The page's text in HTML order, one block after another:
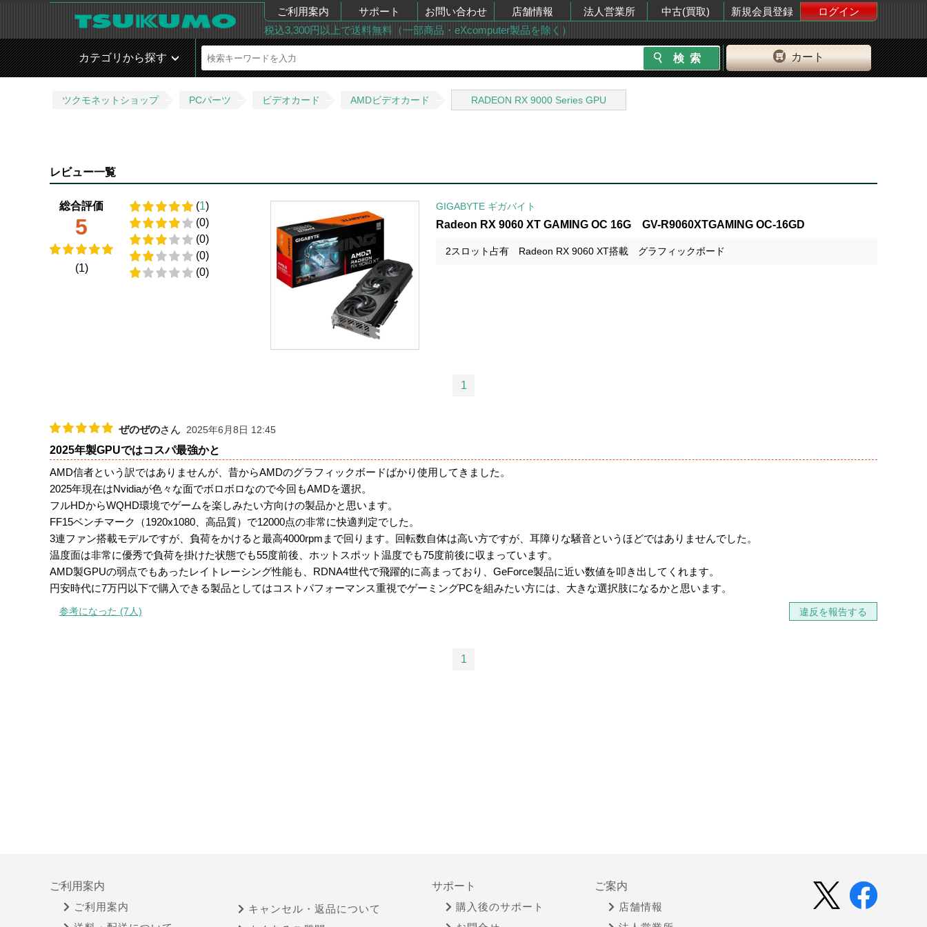
ご利用案内 サポート お問い合わせ 店舗情報 法人営業所 中古(買取) 新規会員登録
ログイン
税込3,300円以上で送料無料（一部商品・eXcomputer製品を除く）
カート
カテゴリから探す
ツクモネットショップ PCパーツ ビデオカード AMDビデオカード RADEON RX 9000 Series GPU
レビュー一覧
総合評価
5
(1)
(1)
(0)
(0)
(0)
(0)
GIGABYTE ギガバイト
Radeon RX 9060 XT GAMING OC 16G GV-R9060XTGAMING OC-16GD
2スロット占有 Radeon RX 9060 XT搭載 グラフィックボード
1
ぜのぜのさん 2025年6月8日 12:45
2025年製GPUではコスパ最強かと
AMD信者という訳ではありませんが、昔からAMDのグラフィックボードばかり使用してきました。
2025年現在はNvidiaが色々な面でボロボロなので今回もAMDを選択。
フルHDからWQHD環境でゲームを楽しみたい方向けの製品かと思います。
FF15ベンチマーク（1920x1080、高品質）で12000点の非常に快適判定でした。
3連ファン搭載モデルですが、負荷をかけると最高4000rpmまで回ります。回転数自体は高い方ですが、耳障りな騒音というほどではありませんでした。
温度面は非常に優秀で負荷を掛けた状態でも55度前後、ホットスポット温度でも75度前後に収まっています。
AMD製GPUの弱点でもあったレイトレーシング性能も、RDNA4世代で飛躍的に高まっており、GeForce製品に近い数値を叩き出してくれます。
円安時代に7万円以下で購入できる製品としてはコストパフォーマンス重視でゲーミングPCを組みたい方には、大きな選択肢になるかと思います。
参考になった (7人) 違反を報告する
1
ご利用案内
ご利用案内
キャンセル・返品について
サポート
購入後のサポート
ご案内
店舗情報